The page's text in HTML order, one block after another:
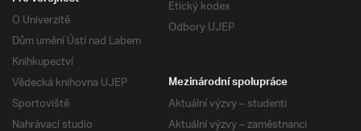
Etický kodex
Odbory UJEP
O Univerzitě
Dům umění Ústí nad Labem
Knihkupectví
Vědecká knihovna UJEP
Sportoviště
Nahrávací studio
Mezinárodní spolupráce
Aktuální výzvy – studenti
Aktuální výzvy – zaměstnanci